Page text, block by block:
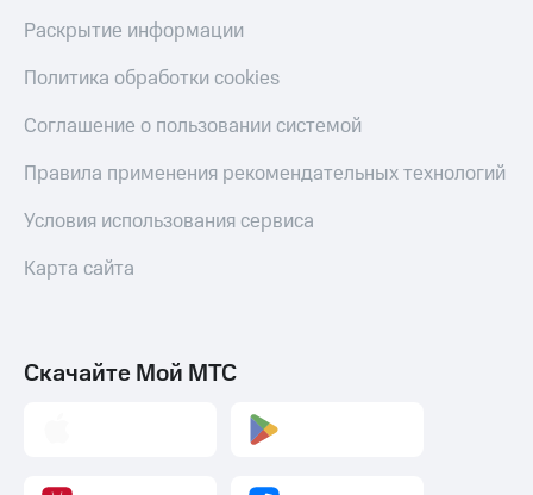
Раскрытие информации
Политика обработки cookies
Соглашение о пользовании системой
Правила применения рекомендательных технологий
Условия использования сервиса
Карта сайта
Скачайте Мой МТС